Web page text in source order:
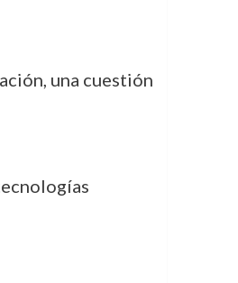
una cuestión